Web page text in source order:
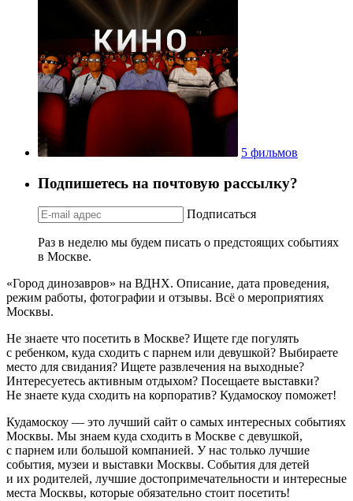
5 фильмов
Подпишетесь на почтовую рассылку?
Подписаться
Раз в неделю мы будем писать о предстоящих событиях
в Москве.
«Город динозавров» на ВДНХ. Описание, дата проведения,
режим работы, фотографии и отзывы. Всё о мероприятиях
Москвы.
Не знаете что посетить в Москве? Ищете где погулять
с ребенком, куда сходить с парнем или девушкой? Выбираете
место для свидания? Ищете развлечения на выходные?
Интересуетесь активным отдыхом? Посещаете выставки?
Не знаете куда сходить на корпоратив? Кудамоскоу поможет!
Кудамоскоу — это лучший сайт о самых интересных событиях
Москвы. Мы знаем куда сходить в Москве с девушкой,
с парнем или большой компанией. У нас только лучшие
события, музеи и выставки Москвы. События для детей
и их родителей, лучшие достопримечательности и интересные
места Москвы, которые обязательно стоит посетить!